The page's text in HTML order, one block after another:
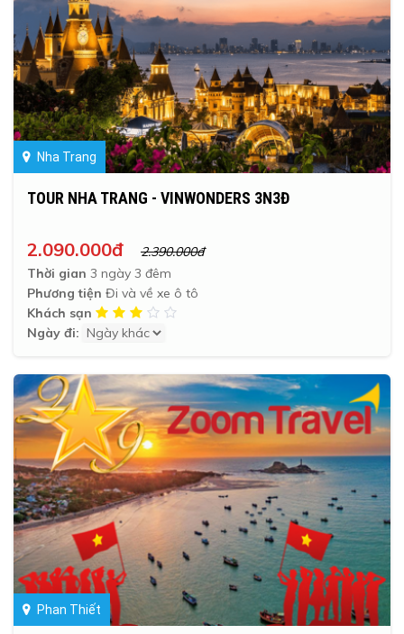
Nha Trang
TOUR NHA TRANG - VINWONDERS 3N3Đ
2.090.000đ
2.390.000đ
Thời gian 3 ngày 3 đêm
Phương tiện Đi và về xe ô tô
Khách sạn
Ngày đi:
Phan Thiết